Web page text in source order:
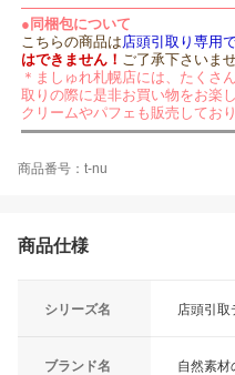
●同梱包について
こちらの商品は店頭引取り専用
はできません！ ご了承下さいませ
＊ましゅれ札幌店には、たくさ
取りの際に是非お買い物をお楽
クリームやパフェも販売してお
商品番号：t-nu
商品仕様
シリーズ名 店頭引取
ブランド名 自然素材